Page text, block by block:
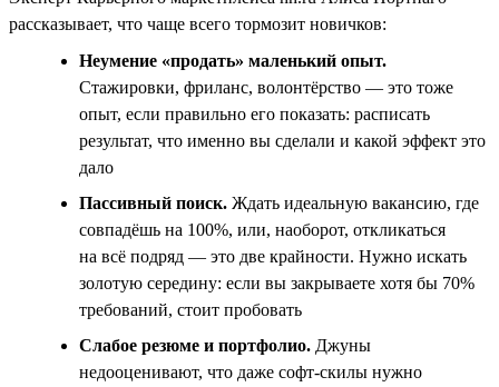
рассказывает, что чаще всего тормозит новичков:
Неумение «продать» маленький опыт.
Стажировки, фриланс, волонтёрство — это тоже
опыт, если правильно его показать: расписать
результат, что именно вы сделали и какой эффект это
дало
Пассивный поиск. Ждать идеальную вакансию, где
совпадёшь на 100%, или, наоборот, откликаться
на всё подряд — это две крайности. Нужно искать
золотую середину: если вы закрываете хотя бы 70%
требований, стоит пробовать
Слабое резюме и портфолио. Джуны
недооценивают, что даже софт-скилы нужно